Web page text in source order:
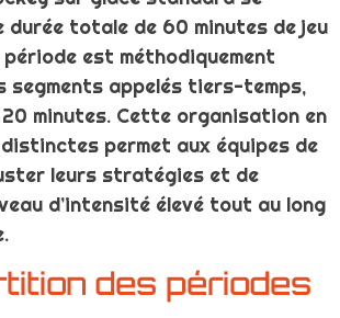
durée totale de 60 minutes de jeu
est méthodiquement
segments appelés tiers-temps,
minutes. Cette organisation en
permet aux équipes de
leurs stratégies et de
d’intensité élevé tout au long
des périodes